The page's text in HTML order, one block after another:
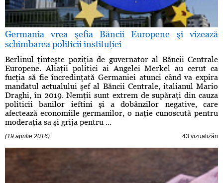
Germania vrea şefia Băncii Europene şi vizează
schimbarea politicii instituţiei
Berlinul ţinteşte poziţia de guvernator al Băncii Centrale
Europene. Aliaţii politici ai Angelei Merkel au cerut ca
fucţia să fie încredinţată Germaniei atunci când va expira
mandatul actualului şef al Băncii Centrale, italianul Mario
Draghi, în 2019. Nemţii sunt extrem de supăraţi din cauza
politicii banilor ieftini şi a dobânzilor negative, care
afectează economiile germanilor, o naţie cunoscută pentru
moderaţia sa şi grija pentru ...
(19 aprilie 2016) 43 vizualizări